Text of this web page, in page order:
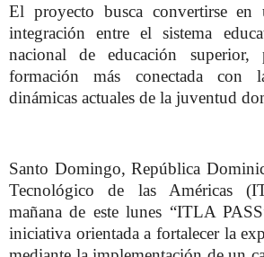
El proyecto busca convertirse en
integración entre el sistema
nacional de educación superior,
formación más conectada con
dinámicas actuales de la juventud
Santo Domingo, República
Tecnológico de las Américas
mañana de este lunes “ITLA
iniciativa orientada a fortalecer la